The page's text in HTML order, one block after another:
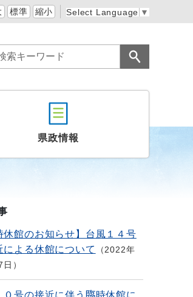
標準 縮小 Select Language ▼
県政情報
休館のお知らせ】台風１４号
による休館について
2022年
日
０号の接近に伴う臨時休館に